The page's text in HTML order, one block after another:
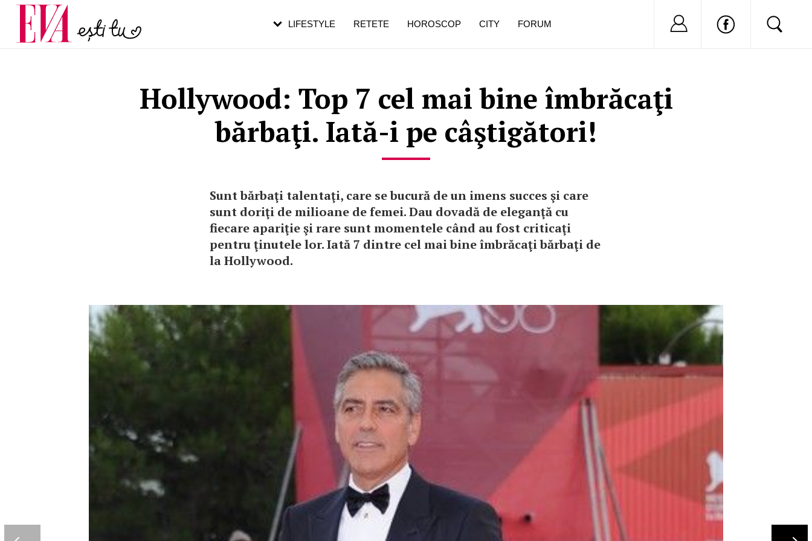
Hollywood: Top 7 cel mai bine îmbrăcaţi
bărbaţi. Iată-i pe câştigători!
Sunt bărbaţi talentaţi, care se bucură de un imens succes şi care
sunt doriţi de milioane de femei. Dau dovadă de eleganţă cu
fiecare apariţie şi rare sunt momentele când au fost criticaţi
pentru ţinutele lor. Iată 7 dintre cel mai bine îmbrăcaţi bărbaţi de
la Hollywood.
LIFESTYLE RETETE HOROSCOP CITY FORUM Nu ai cont?
Carieră
Actualitate
pe măsură ce înaintezi în vârstă
de dureroasă este investigația